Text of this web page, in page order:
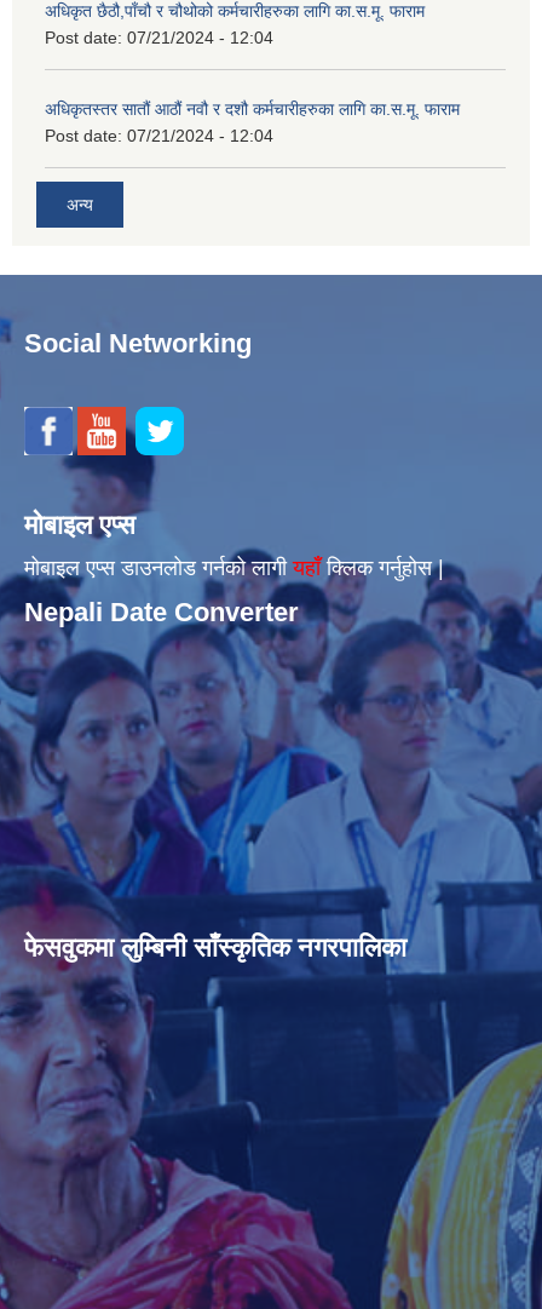
अधिकृत छैठौ,पाँचौ र चौथोको कर्मचारीहरुका लागि का.स.मू. फाराम
Post date: 07/21/2024 - 12:04
अधिकृतस्तर सातौं आठौं नवौ र दशौ कर्मचारीहरुका लागि का.स.मू. फाराम
Post date: 07/21/2024 - 12:04
अन्य
Social Networking
मोबाइल एप्स
मोबाइल एप्स डाउनलोड गर्नको लागीयहाँँक्लिक गर्नुहोस |
Nepali Date Converter
फेसवुकमा लुम्बिनी साँस्कृतिक नगरपालिका